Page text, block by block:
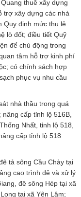
thuê xây dựng
trợ xây dựng các nhà
Quy định mức thu lệ
lò đốt; điều tiết Quỹ
để chủ động trong
tâm hỗ trợ kinh phí
có chính sách hợp
phục vụ nhu cầu
nhà thầu trong quá
cấp tỉnh lộ 516B,
Nhất, tỉnh lộ 518,
cấp tỉnh lộ 518
tả sông Cầu Chày tại
cao trình đê và xử lý
đê sông Hép tại xã
tại xã Yên Lâm;